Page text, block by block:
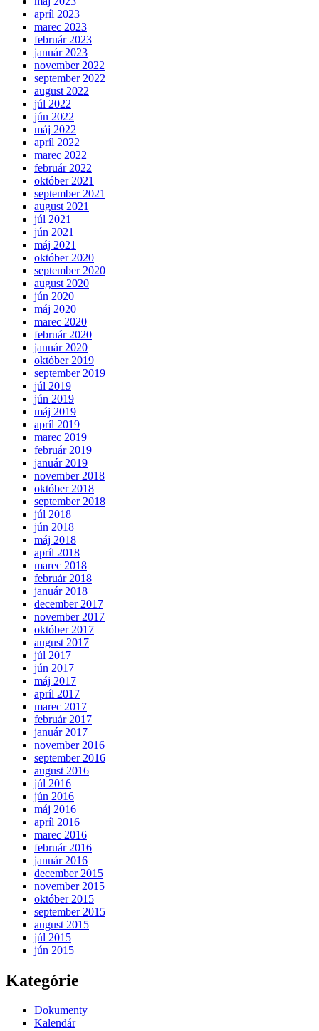
apríl 2023
marec 2023
február 2023
január 2023
november 2022
september 2022
august 2022
júl 2022
jún 2022
máj 2022
apríl 2022
marec 2022
február 2022
október 2021
september 2021
august 2021
júl 2021
jún 2021
máj 2021
október 2020
september 2020
august 2020
jún 2020
máj 2020
marec 2020
február 2020
január 2020
október 2019
september 2019
júl 2019
jún 2019
máj 2019
apríl 2019
marec 2019
február 2019
január 2019
november 2018
október 2018
september 2018
júl 2018
jún 2018
máj 2018
apríl 2018
marec 2018
február 2018
január 2018
december 2017
november 2017
október 2017
august 2017
júl 2017
jún 2017
máj 2017
apríl 2017
marec 2017
február 2017
január 2017
november 2016
september 2016
august 2016
júl 2016
jún 2016
máj 2016
apríl 2016
marec 2016
február 2016
január 2016
december 2015
november 2015
október 2015
september 2015
august 2015
júl 2015
jún 2015
Kategórie
Dokumenty
Kalendár